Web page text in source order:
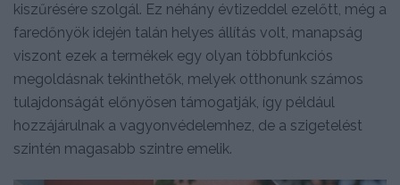
kiszűrésére szolgál. Ez néhány évtizeddel ezelőtt, még a
faredőnyök idején talán helyes állítás volt, manapság
viszont ezek a termékek egy olyan többfunkciós
megoldásnak tekinthetők, melyek otthonunk számos
tulajdonságát előnyösen támogatják, így például
hozzájárulnak a vagyonvédelemhez, de a szigetelést
szintén magasabb szintre emelik.